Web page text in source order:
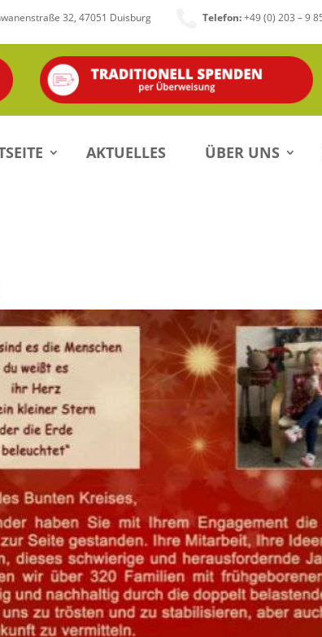
32, 47051 Duisburg Telefon:+49 (0) 203 – 9
AKTUELLES ÜBER UNS